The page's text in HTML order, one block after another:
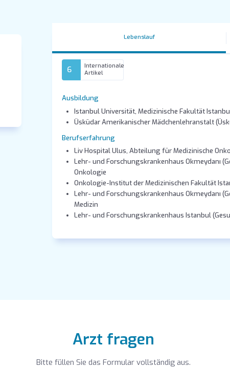
Lebenslauf
6
Internationale
Artikel
Ausbildung
Istanbul Universität, Medizinische Fakultät
Üsküdar Amerikanischer Mädchenlehranstalt
Berufserfahrung
Liv Hospital Ulus, Abteilung für Medizinische
Lehr- und Forschungskrankenhaus Okmeydanı
Onkologie
Onkologie-Institut der Medizinischen Fakultät
Lehr- und Forschungskrankenhaus Okmeydanı
Medizin
Lehr- und Forschungskrankenhaus Istanbul
Arzt fragen
Bitte füllen Sie das Formular vollständig aus.